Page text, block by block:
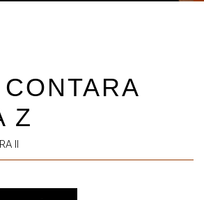
CONTARA
Z
II